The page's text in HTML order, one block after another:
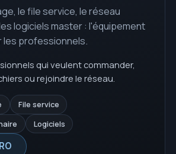
le file service, le réseau
logiciels master : l'équipement
les professionnels.
qui veulent commander,
ou rejoindre le réseau.
File service
Logiciels